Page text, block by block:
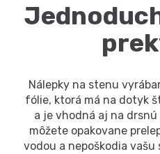
Nálepky na stenu
fólie, ktorá má na dotyk
a je vhodná aj na
môžete opakovane
vodou a nepoškodia